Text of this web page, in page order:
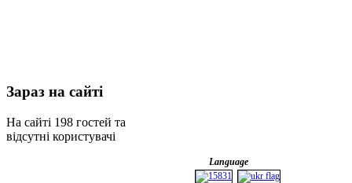
Зараз на сайті
На сайті 198 гостей та
відсутні користувачі
Language